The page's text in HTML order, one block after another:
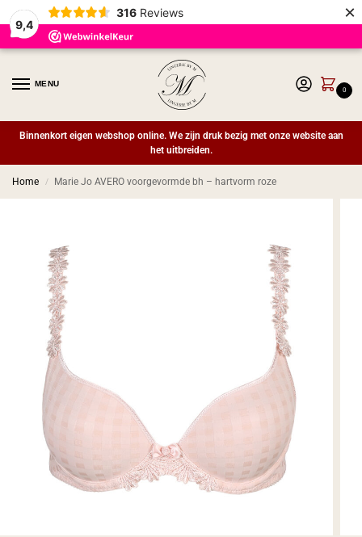
9,4
316 Reviews ×
MENU
0
Binnenkort eigen webshop online. We zijn druk bezig met onze website aan
het uitbreiden.
Home / Marie Jo AVERO voorgevormde bh – hartvorm roze